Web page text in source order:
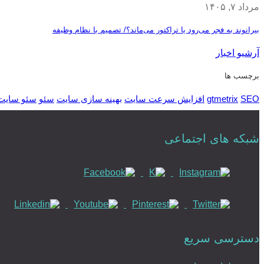
مرداد ۷, ۱۴۰۵
بیرانوند به فجر می‌رود یا تراکتور می‌ماند؟/ تصمیم با نظام وظیفه
آرشیو اخبار
برچسب ها
gtmetrix SEO افزایش سرعت سایت بهینه سازی سایت سئو سئو
شبکه های اجتماعی
دسترسی سریع